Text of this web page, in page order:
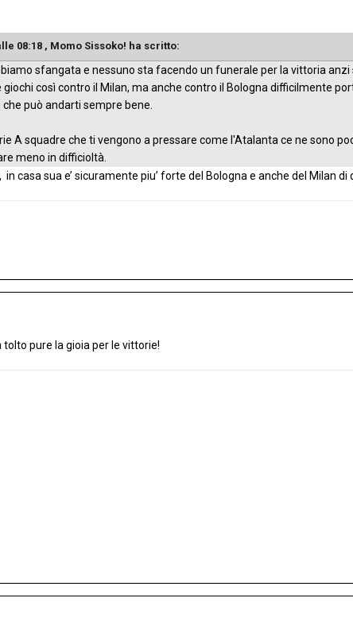
08:18 , Momo Sissoko! ha scritto:
sfangata e nessuno sta facendo un funerale per la vittoria
così contro il Milan, ma anche contro il Bologna difficilmente
può andarti sempre bene.
A squadre che ti vengono a pressare come l'Atalanta ce ne sono
meno in difficioltà.
in casa sua e’ sicuramente piu’ forte del Bologna e anche del Milan di
pure la gioia per le vittorie!